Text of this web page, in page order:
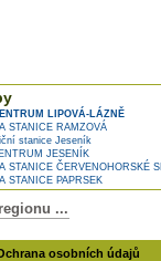
LIPOVÁ-LÁZNĚ
STANICE RAMZOVÁ
stanice Jeseník
JESENÍK
STANICE ČERVENOHORSKÉ
STANICE PAPRSEK
...
osobních údajů